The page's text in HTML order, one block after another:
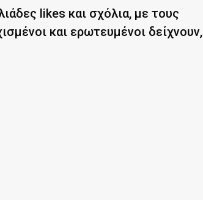
likes και σχόλια, με τους
και ερωτευμένοι δείχνουν,